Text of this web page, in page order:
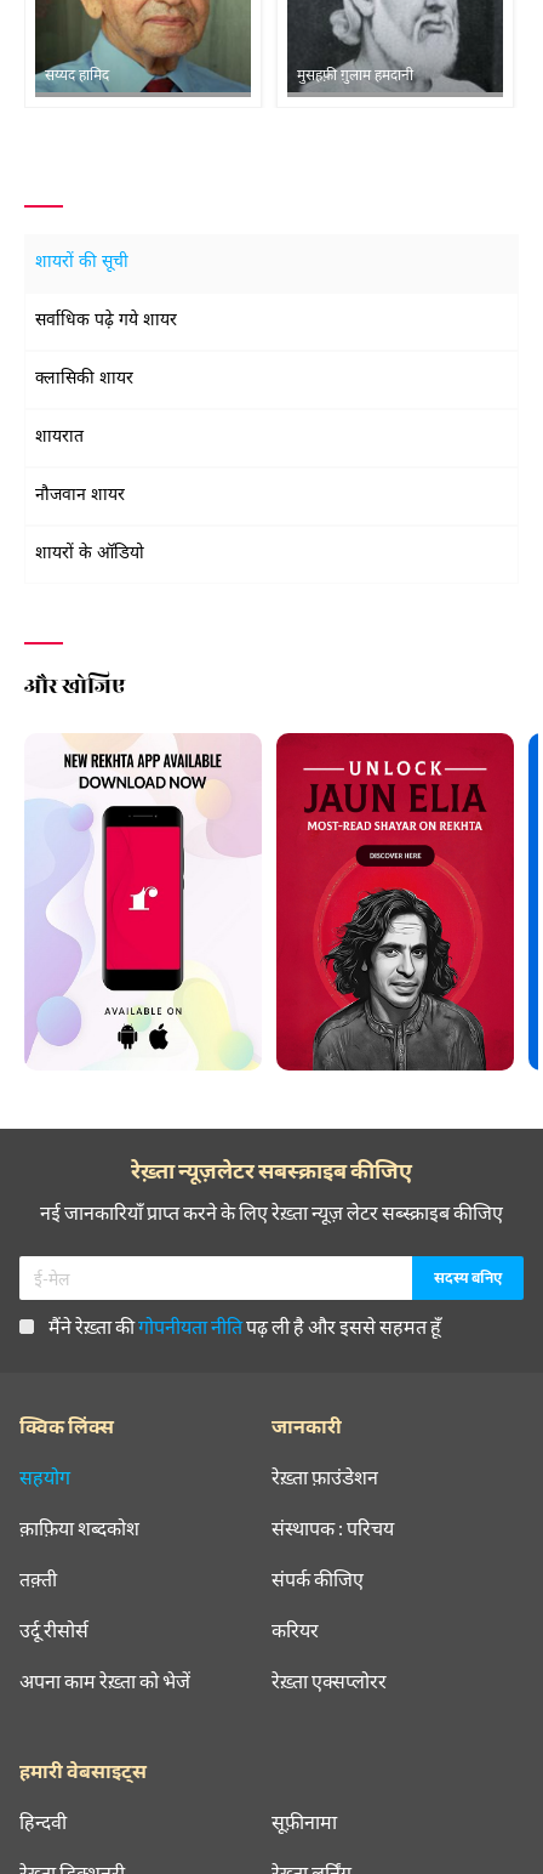
सय्यद हामिद मुसहफ़ी ग़ुलाम हमदानी
शायरों की सूची
सर्वाधिक पढ़े गये शायर
क्लासिकी शायर
शायरात
नौजवान शायर
शायरों के ऑडियो
और खोजिए
रेख़्ता न्यूज़लेटर सबस्क्राइब कीजिए
नई जानकारियाँ प्राप्त करने के लिए रेख़्ता न्यूज़ लेटर सब्स्क्राइब कीजिए
मैंने रेख़्ता कीगोपनीयता नीतिपढ़ ली है और इससे सहमत हूँ
क्विक लिंक्स
सहयोग
क़ाफ़िया शब्दकोश
तक़्ती
उर्दू रीसोर्स
अपना काम रेख़्ता को भेजें
जानकारी
रेख़्ता फ़ाउंडेशन
संस्थापक : परिचय
संपर्क कीजिए
करियर
रेख़्ता एक्सप्लोरर
हमारी वेबसाइट्स
हिन्दवी सूफ़ीनामा